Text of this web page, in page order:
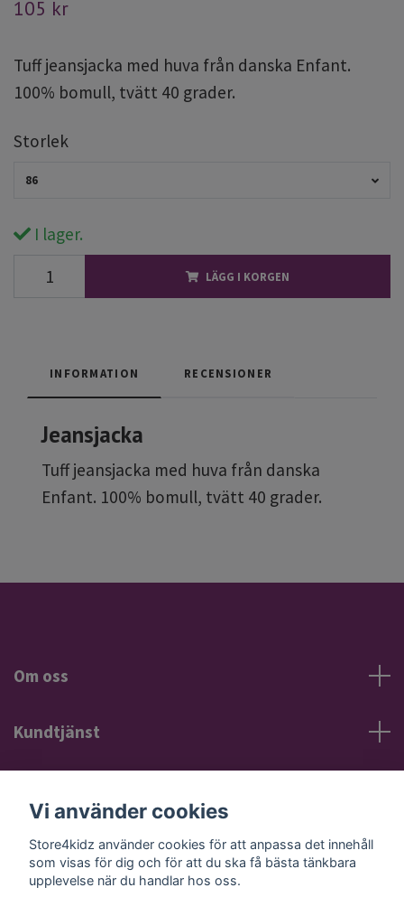
105 kr
Tuff jeansjacka med huva från danska Enfant.
100% bomull, tvätt 40 grader.
Storlek
86
I lager.
LÄGG I KORGEN
INFORMATION RECENSIONER
Jeansjacka
Tuff jeansjacka med huva från danska
Enfant. 100% bomull, tvätt 40 grader.
Om oss
Kundtjänst
Sociala medier
Vi använder cookies
Store4kidz använder cookies för att anpassa det innehåll
som visas för dig och för att du ska få bästa tänkbara
upplevelse när du handlar hos oss.